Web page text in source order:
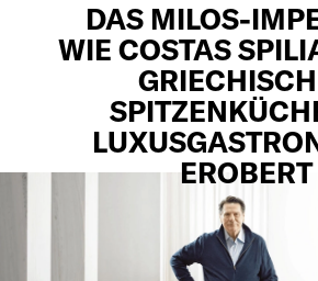
DAS MILOS-
WIE COSTAS
EROBERT